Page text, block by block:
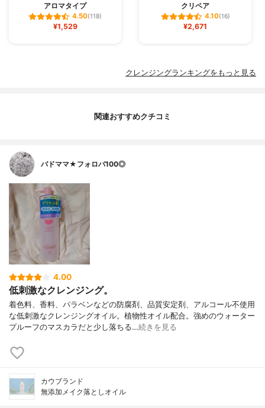
アロマタイプ
4.50(118)
¥1,529
クリペア
4.10(16)
¥2,671
クレンジングランキングをもっと見る
関連おすすめクチコミ
バドママ★フォロバ100◎
4.00
低刺激なクレンジング。
着色料、香料、パラベンなどの防腐剤、品質安定剤、アルコール不使用
な低刺激なクレンジングオイル。植物性オイル配合。強めのウォーター
プルーフのマスカラだと少し落ちる…続きを見る
カウブランド
無添加メイク落としオイル